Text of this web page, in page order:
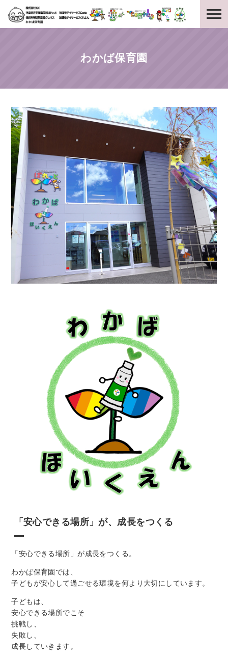
わかば保育園
「安心できる場所」が、成長をつくる
「安心できる場所」が成長をつくる。
わかば保育園では、
子どもが安心して過ごせる環境を何より大切にしています。
子どもは、
安心できる場所でこそ
挑戦し、
失敗し、
成長していきます。